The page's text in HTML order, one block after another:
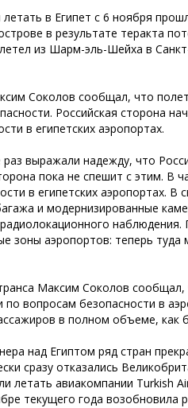
в Египет с 6 ноября
в результате теракта
из Шарм-эль-Шейха в
Соколов сообщал, что
Российская сторона
в египетских аэропортах.
выражали надежду, что
пока не спешит с этим. В
в египетских аэропортах. В
и модернизированные
зоны аэропортов: теперь
Максим Соколов
по вопросам безопасности в
в полном объеме, как
над Египтом ряд стран
сразу отказались
летать авиакомпании Turkish
текущего года возобновила